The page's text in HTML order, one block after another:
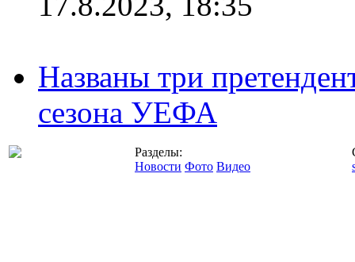
Названы три
сезона УЕФА
Разделы:
Новости Фото Видео